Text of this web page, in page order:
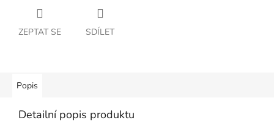
ZEPTAT SE SDÍLET
Popis
Detailní popis produktu